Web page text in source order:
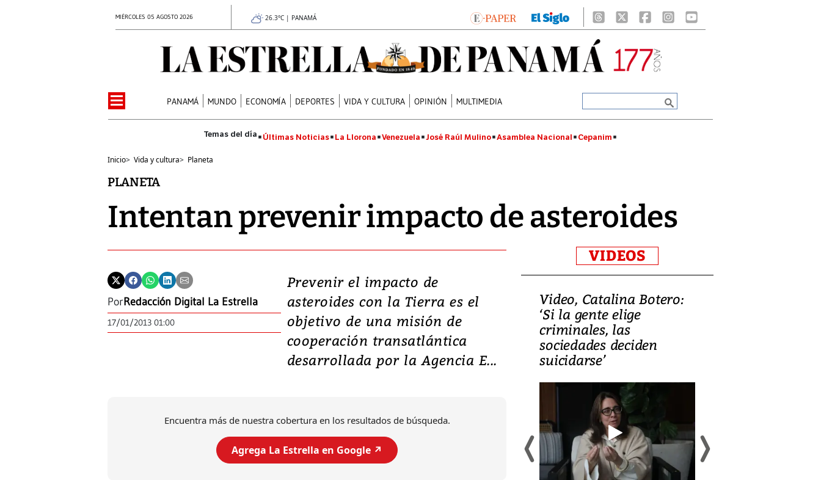
MIÉRCOLES 05 AGOSTO 2026 26.3°C | PANAMÁ
PANAMÁ MUNDO ECONOMÍA DEPORTES VIDA Y CULTURA OPINIÓN MULTIMEDIA
Últimas Noticias La Llorona Venezuela José Raúl Mulino Asamblea Nacional Cepanim
Inicio> Vida y cultura> Planeta
PLANETA
Intentan prevenir impacto de asteroides
PorRedacción Digital La Estrella
17/01/2013 01:00
Prevenir el impacto de
asteroides con la Tierra es el
objetivo de una misión de
cooperación transatlántica
desarrollada por la Agencia E...
Encuentra más de nuestra cobertura en los resultados de búsqueda.
Agrega La Estrella en Google ↗️
VIDEOS
Video, Japón: Terremoto
deja heridos y graves
daños en Kumamoto
Video, Catalina Botero:
‘Si la gente elige
criminales, las
sociedades deciden
suicidarse’